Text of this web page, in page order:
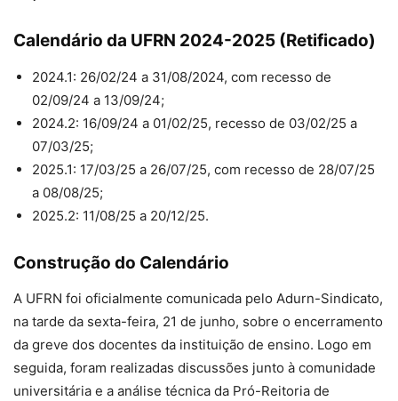
Calendário da UFRN 2024-2025 (Retificado)
2024.1: 26/02/24 a 31/08/2024, com recesso de
02/09/24 a 13/09/24;
2024.2: 16/09/24 a 01/02/25, recesso de 03/02/25 a
07/03/25;
2025.1: 17/03/25 a 26/07/25, com recesso de 28/07/25
a 08/08/25;
2025.2: 11/08/25 a 20/12/25.
Construção do Calendário
A UFRN foi oficialmente comunicada pelo Adurn-Sindicato,
na tarde da sexta-feira, 21 de junho, sobre o encerramento
da greve dos docentes da instituição de ensino. Logo em
seguida, foram realizadas discussões junto à comunidade
universitária e a análise técnica da Pró-Reitoria de